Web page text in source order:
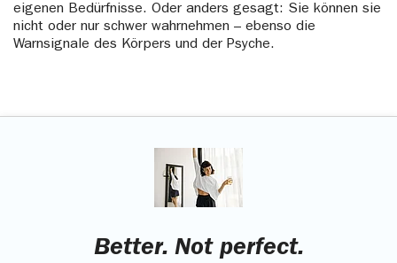
eigenen Bedürfnisse. Oder anders gesagt: Sie können sie
nicht oder nur schwer wahrnehmen – ebenso die
Warnsignale des Körpers und der Psyche.
Better. Not perfect.